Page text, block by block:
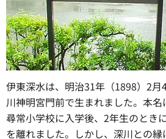
伊東深水は、明治31年（1898）2
川神明宮門前で生まれました。本
尋常小学校に入学後、2年生のとき
を離れました。しかし、深川との